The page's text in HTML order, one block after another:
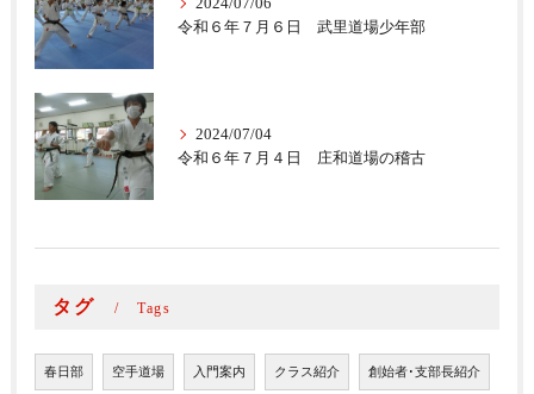
2024/07/06
令和６年７月６日 武里道場少年部
2024/07/04
令和６年７月４日 庄和道場の稽古
タグ Tags
春日部 空手道場 入門案内 クラス紹介 創始者･支部長紹介